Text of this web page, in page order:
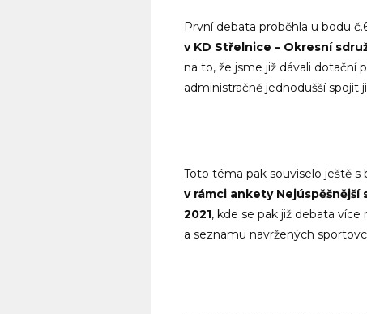
První debata proběhla u bodu
v KD Střelnice – Okresní
na to, že jsme již dávali
administračně jednodušší spojit
Toto téma pak souviselo ještě s
v rámci ankety
2021, kde se pak již debata
a seznamu navržených